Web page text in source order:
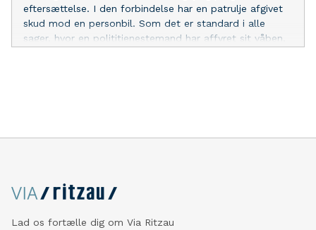
eftersættelse. I den forbindelse har en patrulje afgivet
skud mod en personbil. Som det er standard i alle
sager, hvor en polititjenestemand har affyret sit våben,
Lad os fortælle dig om Via Ritzau